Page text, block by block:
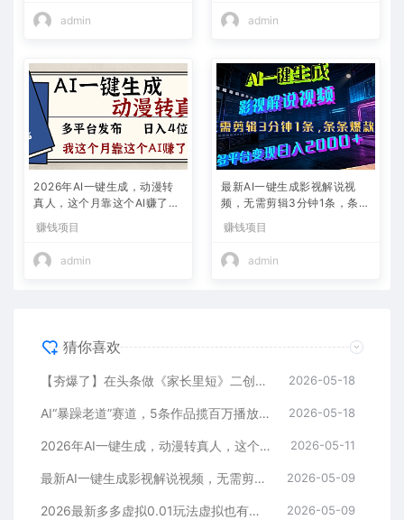
admin admin
2026年AI一键生成，动漫转
真人，这个月靠这个AI赚了2
赚钱项目
admin
最新AI一键生成影视解说视
频，无需剪辑3分钟1条，条条
+
赚钱项目
admin
猜你喜欢
【夯爆了】在头条做《家长里短》二创小故事，这个月收益2w+ 2026-05-18
AI“暴躁老道”赛道，5条作品揽百万播放！（附变现全攻略） 2026-05-18
2026年AI一键生成，动漫转真人，这个月靠这个AI赚了2W+ 2026-05-11
最新AI一键生成影视解说视频，无需剪辑3分钟1条，条条爆款，多平台变现日入2000+ 2026-05-09
2026最新多多虚拟0.01玩法虚拟也有新门路轻松日入2500! 2026-05-09